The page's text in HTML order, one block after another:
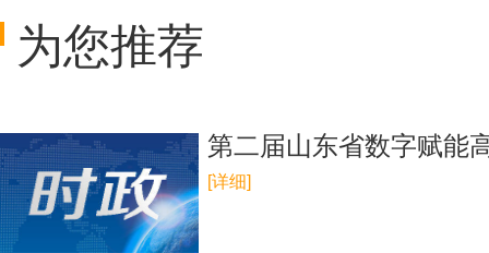
为您推荐
第二届山东省数字赋能
[详细]